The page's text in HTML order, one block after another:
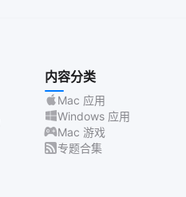
内容分类
Mac 应用
Windows 应用
Mac 游戏
专题合集